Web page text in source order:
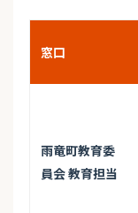
窓口
雨竜町教育委
員会 教育担当